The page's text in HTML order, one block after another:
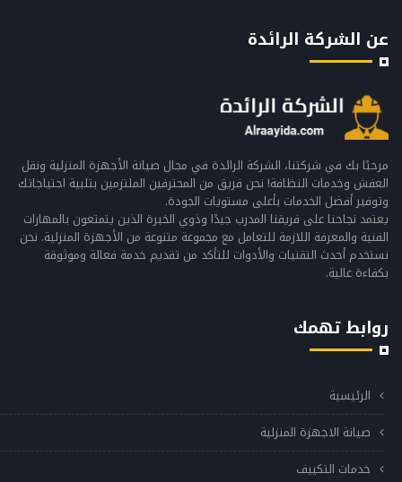
عن الشركة الرائدة
مرحبًا بك في شركتنا، الشركة الرائدة في مجال صيانة الأجهزة المنزلية ونقل
العفش وخدمات النظافة! نحن فريق من المحترفين الملتزمين بتلبية احتياجاتك
وتوفير أفضل الخدمات بأعلى مستويات الجودة.
يعتمد نجاحنا على فريقنا المدرب جيدًا وذوي الخبرة الذين يتمتعون بالمهارات
الفنية والمعرفة اللازمة للتعامل مع مجموعة متنوعة من الأجهزة المنزلية. نحن
نستخدم أحدث التقنيات والأدوات للتأكد من تقديم خدمة فعالة وموثوقة
بكفاءة عالية.
روابط تهمك
الرئيسية
صيانة الاجهزة المنزلية
خدمات التكييف